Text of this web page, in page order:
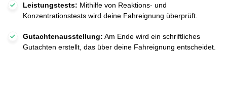
Leistungstests: Mithilfe von Reaktions- und
Konzentrationstests wird deine Fahreignung überprüft.
Gutachtenausstellung: Am Ende wird ein schriftliches
Gutachten erstellt, das über deine Fahreignung entscheidet.